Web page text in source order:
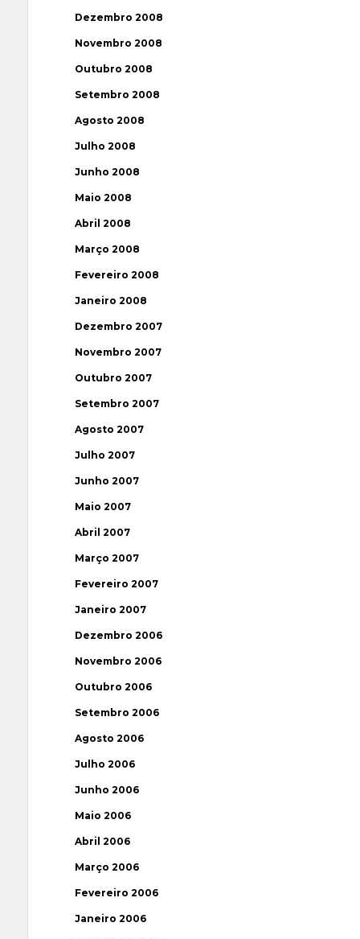
Dezembro 2008
Novembro 2008
Outubro 2008
Setembro 2008
Agosto 2008
Julho 2008
Junho 2008
Maio 2008
Abril 2008
Março 2008
Fevereiro 2008
Janeiro 2008
Dezembro 2007
Novembro 2007
Outubro 2007
Setembro 2007
Agosto 2007
Julho 2007
Junho 2007
Maio 2007
Abril 2007
Março 2007
Fevereiro 2007
Janeiro 2007
Dezembro 2006
Novembro 2006
Outubro 2006
Setembro 2006
Agosto 2006
Julho 2006
Junho 2006
Maio 2006
Abril 2006
Março 2006
Fevereiro 2006
Janeiro 2006